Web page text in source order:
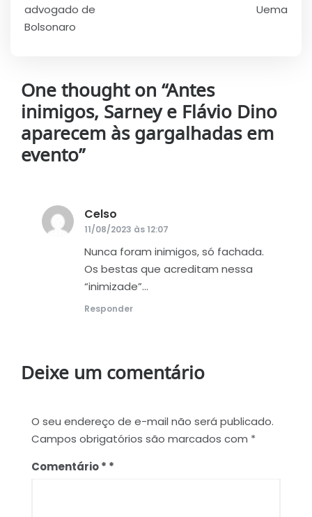
advogado de
Bolsonaro
Uema
One thought on “Antes
inimigos, Sarney e Flávio Dino
aparecem às gargalhadas em
evento”
Celso
11/08/2023 às 12:07
Nunca foram inimigos, só fachada.
Os bestas que acreditam nessa
“inimizade”…
Responder
Deixe um comentário
O seu endereço de e-mail não será publicado.
Campos obrigatórios são marcados com *
Comentário*